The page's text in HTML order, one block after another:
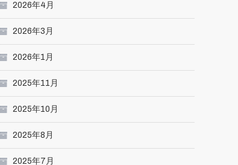
2026年4月
2026年3月
2026年1月
2025年11月
2025年10月
2025年8月
2025年7月